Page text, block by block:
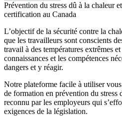
Prévention du stress dû à la chaleur
certification au Canada
L’objectif de la sécurité contre la
que les travailleurs sont conscients
travail à des températures extrêmes
connaissances et les compétences
dangers et y réagir.
Notre plateforme facile à utiliser
de formation en prévention du stress
reconnu par les employeurs qui
exigences de la législation.